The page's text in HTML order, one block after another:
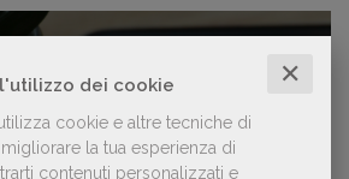
dei cookie ✕
cookie e altre tecniche di
la tua esperienza di
contenuti personalizzati e
dell’IA